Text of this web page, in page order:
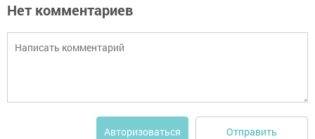
Нет комментариев
Авторизоваться Отправить